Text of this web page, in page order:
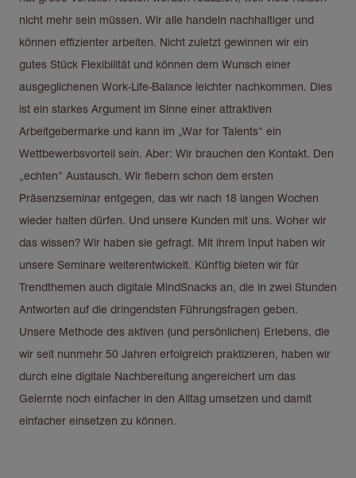
nicht mehr sein müssen. Wir alle handeln nachhaltiger und
können effizienter arbeiten. Nicht zuletzt gewinnen wir ein
gutes Stück Flexibilität und können dem Wunsch einer
ausgeglichenen Work-Life-Balance leichter nachkommen. Dies
ist ein starkes Argument im Sinne einer attraktiven
Arbeitgebermarke und kann im „War for Talents“ ein
Wettbewerbsvorteil sein. Aber: Wir brauchen den Kontakt. Den
„echten“ Austausch. Wir fiebern schon dem ersten
Präsenzseminar entgegen, das wir nach 18 langen Wochen
wieder halten dürfen. Und unsere Kunden mit uns. Woher wir
das wissen? Wir haben sie gefragt. Mit ihrem Input haben wir
unsere Seminare weiterentwickelt. Künftig bieten wir für
Trendthemen auch digitale MindSnacks an, die in zwei Stunden
Antworten auf die dringendsten Führungsfragen geben.
Unsere Methode des aktiven (und persönlichen) Erlebens, die
wir seit nunmehr 50 Jahren erfolgreich praktizieren, haben wir
durch eine digitale Nachbereitung angereichert um das
Gelernte noch einfacher in den Alltag umsetzen und damit
einfacher einsetzen zu können.